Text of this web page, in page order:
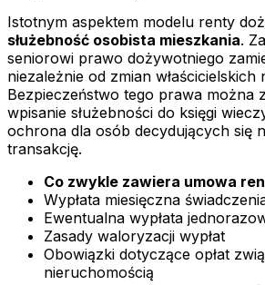
Istotnym aspektem modelu renty
służebność osobista mieszkania.
seniorowi prawo dożywotniego
niezależnie od zmian właścicielskich
Bezpieczeństwo tego prawa można
wpisanie służebności do księgi
ochrona dla osób decydujących się
transakcję.
Co zwykle zawiera umowa
Wypłata miesięczna
Ewentualna wypłata
Zasady waloryzacji wypłat
Obowiązki dotyczące opłat
nieruchomością